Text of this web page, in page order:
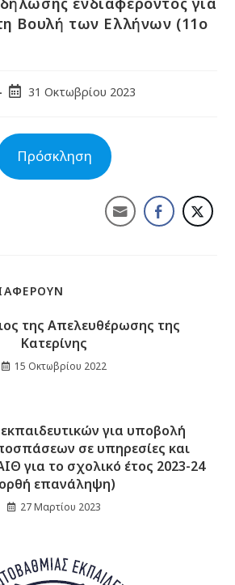
Βουλή των Ελλήνων (11ο
31 Οκτωβρίου 2023
Πρόσκληση
της Απελευθέρωσης της
Κατερίνης
15 Οκτωβρίου 2022
για υποβολή
σε υπηρεσίες και
για το σχολικό έτος 2023-24
επανάληψη)
27 Μαρτίου 2023